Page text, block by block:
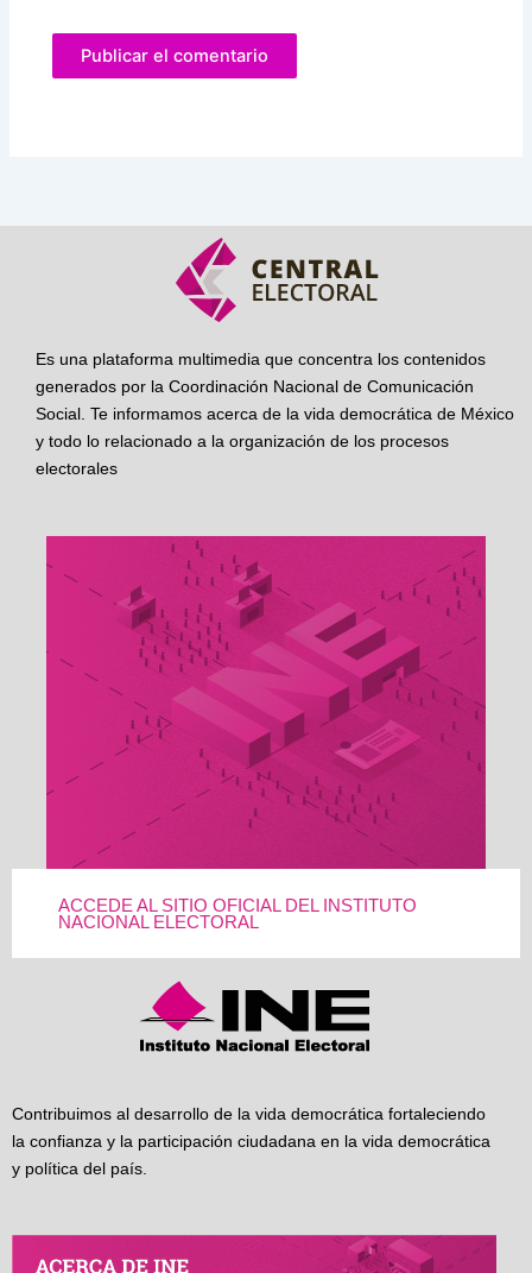
Es una plataforma multimedia que concentra los contenidos
generados por la Coordinación Nacional de Comunicación
Social. Te informamos acerca de la vida democrática de México
y todo lo relacionado a la organización de los procesos
electorales
ACCEDE AL SITIO OFICIAL DEL INSTITUTO
NACIONAL ELECTORAL
Contribuimos al desarrollo de la vida democrática fortaleciendo
la confianza y la participación ciudadana en la vida democrática
y política del país.